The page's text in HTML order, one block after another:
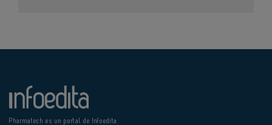
Pharmatech es un portal de Infoedita